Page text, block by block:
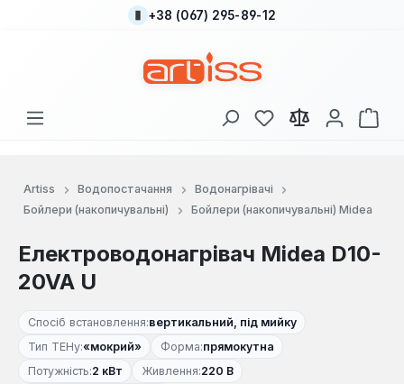
Перейти до основного вмісту
+38 (067) 295-89-12
У вас є 0 у списку
Artiss Водопостачання
Водонагрівачі
Бойлери (накопичувальні)
Бойлери (накопичувальні) Midea
Електроводонагрівач Midea D10-
20VA U
Спосіб встановлення:вертикальний, під мийку
Тип ТЕНу:«мокрий» Форма:прямокутна
Потужність:2 кВт Живлення:220 В